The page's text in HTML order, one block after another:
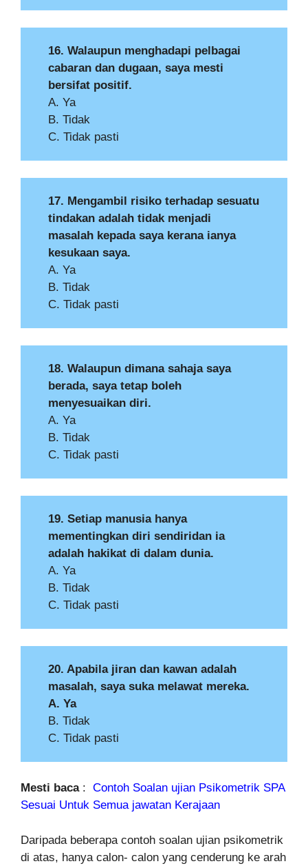
16. Walaupun menghadapi pelbagai
cabaran dan dugaan, saya mesti
bersifat positif.
A. Ya
B. Tidak
C. Tidak pasti
17. Mengambil risiko terhadap sesuatu
tindakan adalah tidak menjadi
masalah kepada saya kerana ianya
kesukaan saya.
A. Ya
B. Tidak
C. Tidak pasti
18. Walaupun dimana sahaja saya
berada, saya tetap boleh
menyesuaikan diri.
A. Ya
B. Tidak
C. Tidak pasti
19. Setiap manusia hanya
mementingkan diri sendiridan ia
adalah hakikat di dalam dunia.
A. Ya
B. Tidak
C. Tidak pasti
20. Apabila jiran dan kawan adalah
masalah, saya suka melawat mereka.
A. Ya
B. Tidak
C. Tidak pasti
Mesti baca: Contoh Soalan ujian Psikometrik SPA
Sesuai Untuk Semua jawatan Kerajaan
Daripada beberapa contoh soalan ujian psikometrik
di atas, hanya calon- calon yang cenderung ke arah